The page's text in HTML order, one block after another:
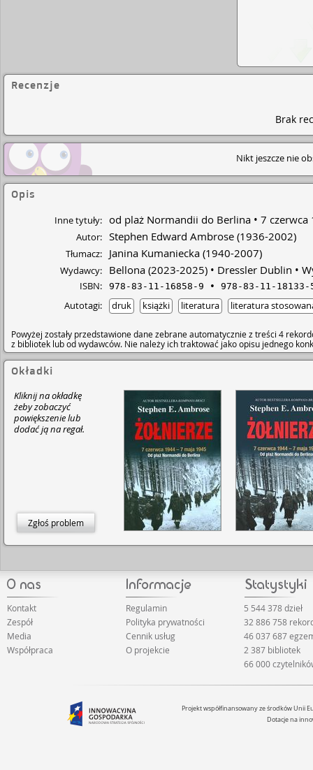
Recenzje
Brak
Nikt jeszcze nie
Opis
Inne tytuły: od plaż Normandii do Berlina 7 czerwca
Autor: Stephen Edward Ambrose (1936-2002)
Tłumacz: Janina Kumaniecka (1940-2007)
Wydawcy: Bellona (2023-2025) Dressler Dublin
ISBN: 978-83-11-16858-9 978-83-11-18133-
Autotagi: druk książki literatura literatura
Powyżej zostały przedstawione dane zebrane automatycznie z treści 4
z bibliotek lub od wydawców. Nie należy ich traktować jako opisu jednego
Okładki
Kliknij na okładkę
żeby zobaczyć
powiększenie lub
dodać ją na regał.
Zgłoś problem
Kontakt
Zespół
Media
Współpraca
Regulamin
Polityka prywatności
Cennik usług
O projekcie
5 544 378 dzieł
32 886 758
46 037 687
2 387 bibliotek
66 000
Projekt współfinansowany ze środków Unii
Dotacje na